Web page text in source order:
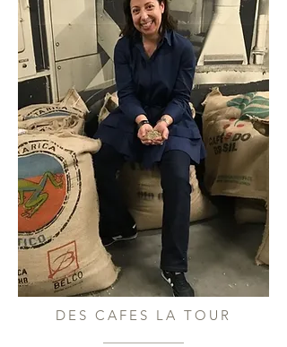
DES CAFES LA TOUR